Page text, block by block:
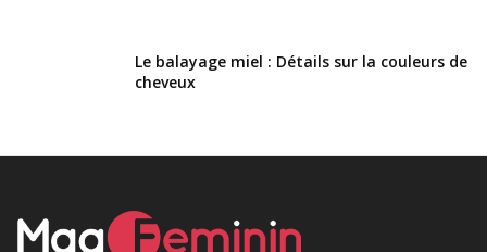
Le balayage miel : Détails sur la couleurs de
cheveux